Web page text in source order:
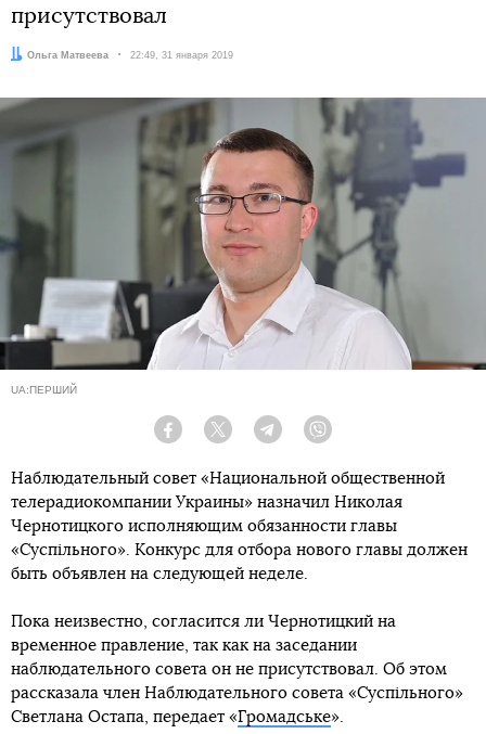
присутствовал
Автор:
Ольга Матвеева Дата:
22:49, 31 января 2019
UA:ПЕРШИЙ
Facebook Twitter Telegram
Наблюдательный совет «Национальной общественной
телерадиокомпании Украины» назначил Николая
Чернотицкого исполняющим обязанности главы
«Суспільного». Конкурс для отбора нового главы должен
быть объявлен на следующей неделе.
Пока неизвестно, согласится ли Чернотицкий на
временное правление, так как на заседании
наблюдательного совета он не присутствовал. Об этом
рассказала член Наблюдательного совета «Суспільного»
Светлана Остапа, передает «Громадське».